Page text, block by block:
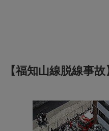
【福知山線脱線事